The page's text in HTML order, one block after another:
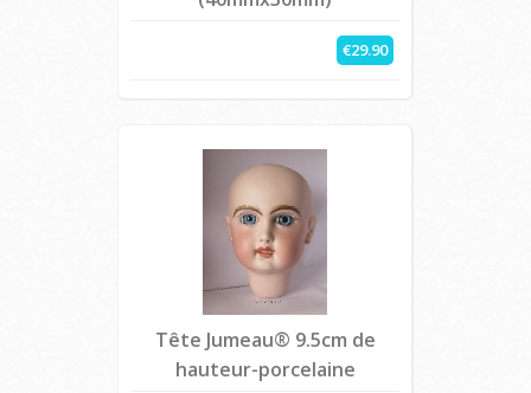
€29.90
Tête Jumeau® 9.5cm de
hauteur-porcelaine